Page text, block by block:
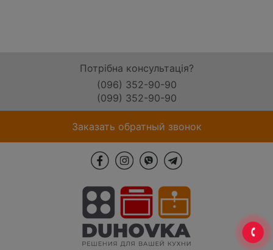
Потрібна консультація?
(096) 352-90-90
(099) 352-90-90
Заказать обратный звонок